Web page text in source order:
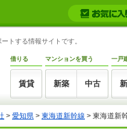
トする情報サイトです。
借りる
賃貸
マンションを買う
新築 中古
一戸
> 愛知県 > 東海道新幹線 > 東海道新